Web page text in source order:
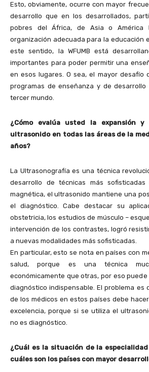
Esto, obviamente, ocurre con mayor
desarrollo que en los desarrollados,
pobres del África, de Asia o América
organización adecuada para la educación
este sentido, la WFUMB está
importantes para poder permitir una
en esos lugares. O sea, el mayor desafío
programas de enseñanza y de
tercer mundo.
¿Cómo evalúa usted la expansión
ultrasonido en todas las áreas de la
años?
La Ultrasonografía es una técnica
desarrollo de técnicas más
magnética, el ultrasonido mantiene una
el diagnóstico. Cabe destacar su
obstetricia, los estudios de músculo –
intervención de los contrastes, logró
a nuevas modalidades más sofisticadas.
En particular, esto se nota en países con
salud, porque es una técnica
económicamente que otras, por eso
diagnóstico indispensable. El problema es
de los médicos en estos países debe
excelencia, porque si se utiliza el
no es diagnóstico.
¿Cuál es la situación de la
cuáles son los países con mayor